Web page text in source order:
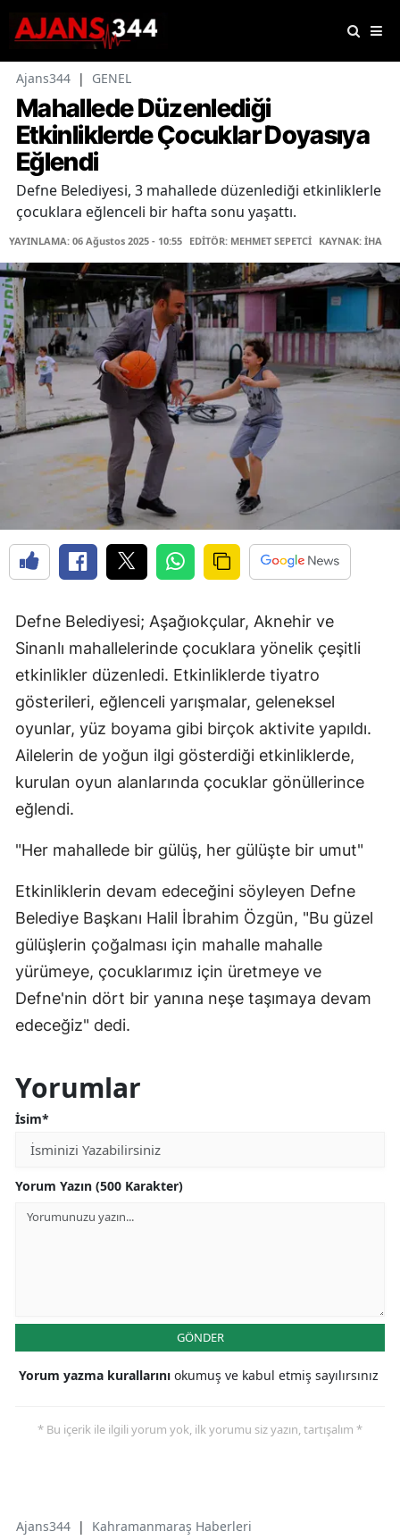
Ajans344 | GENEL
Mahallede Düzenlediği
Etkinliklerde Çocuklar Doyasıya
Eğlendi
Defne Belediyesi, 3 mahallede düzenlediği etkinliklerle
çocuklara eğlenceli bir hafta sonu yaşattı.
YAYINLAMA: 06 Ağustos 2025 - 10:55 EDİTÖR: MEHMET SEPETCİ KAYNAK: İHA
Defne Belediyesi; Aşağıokçular, Aknehir ve
Sinanlı mahallelerinde çocuklara yönelik çeşitli
etkinlikler düzenledi. Etkinliklerde tiyatro
gösterileri, eğlenceli yarışmalar, geleneksel
oyunlar, yüz boyama gibi birçok aktivite yapıldı.
Ailelerin de yoğun ilgi gösterdiği etkinliklerde,
kurulan oyun alanlarında çocuklar gönüllerince
eğlendi.
"Her mahallede bir gülüş, her gülüşte bir umut"
Etkinliklerin devam edeceğini söyleyen Defne
Belediye Başkanı Halil İbrahim Özgün, "Bu güzel
gülüşlerin çoğalması için mahalle mahalle
yürümeye, çocuklarımız için üretmeye ve
Defne'nin dört bir yanına neşe taşımaya devam
edeceğiz" dedi.
Yorumlar
İsim*
Yorum Yazın (500 Karakter)
GÖNDER
Yorum yazma kurallarını okumuş ve kabul etmiş sayılırsınız
* Bu içerik ile ilgili yorum yok, ilk yorumu siz yazın, tartışalım *
Ajans344 | Kahramanmaraş Haberleri